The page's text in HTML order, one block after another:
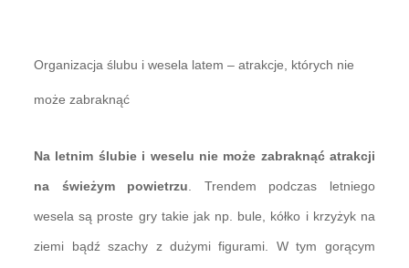
Organizacja ślubu i wesela latem – atrakcje, których nie
może zabraknąć
Na letnim ślubie i weselu nie może zabraknąć atrakcji
na świeżym powietrzu . Trendem podczas letniego
wesela są proste gry takie jak np. bule, kółko i krzyżyk na
ziemi bądź szachy z dużymi figurami. W tym gorącym